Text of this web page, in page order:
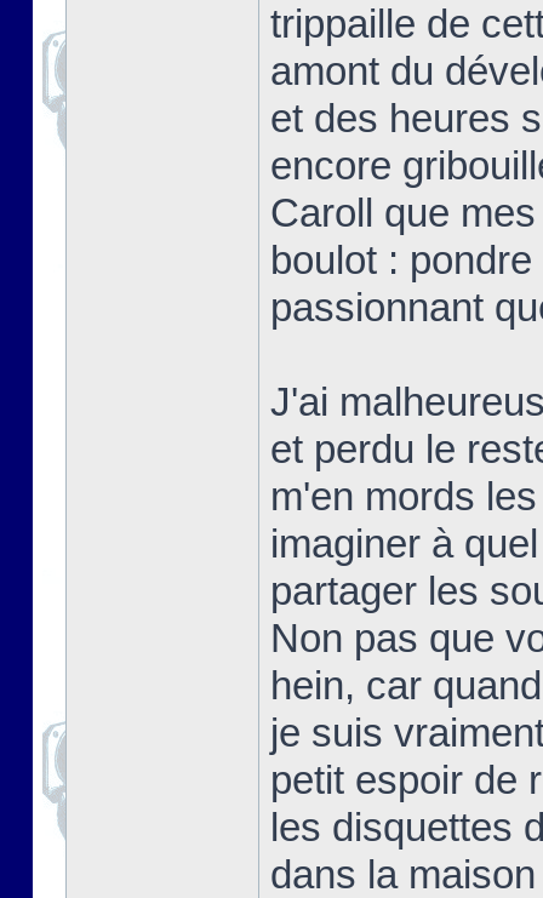
trippaille de
amont du
et des heures
encore
Caroll que
boulot :
passionnant
J'ai
et perdu le
m'en mords
imaginer à
partager les
Non pas que
hein, car
je suis
petit espoir de
les disquettes
dans la